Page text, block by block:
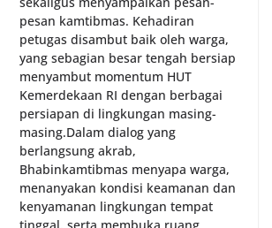
pesan kamtibmas. Kehadiran
petugas disambut baik oleh warga,
yang sebagian besar tengah bersiap
menyambut momentum HUT
Kemerdekaan RI dengan berbagai
persiapan di lingkungan masing-
masing.‎Dalam dialog yang
berlangsung akrab,
Bhabinkamtibmas menyapa warga,
menanyakan kondisi keamanan dan
kenyamanan lingkungan tempat